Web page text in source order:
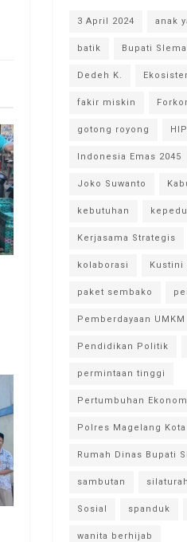
3 April 2024 anak
batik Bupati
Dedeh K.
fakir miskin
gotong royong
Indonesia Emas 2045
Joko Suwanto
kebutuhan
Kerjasama Strategis
kolaborasi Kustini
paket sembako
Pemberdayaan UMKM
Pendidikan Politik
permintaan tinggi
Pertumbuhan
Polres Magelang Kota
Rumah Dinas Bupati
sambutan
Sosial spanduk
wanita berhijab